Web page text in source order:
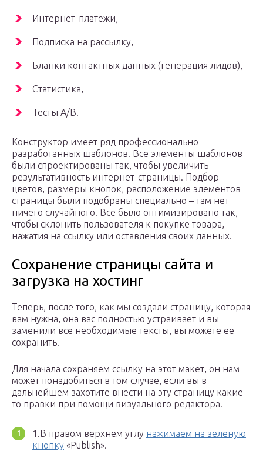
Интернет-платежи,
Подписка на рассылку,
Бланки контактных данных (генерация лидов),
Статистика,
Тесты A/B.
Конструктор имеет ряд профессионально
разработанных шаблонов. Все элементы шаблонов
были спроектированы так, чтобы увеличить
результативность интернет-страницы. Подбор
цветов, размеры кнопок, расположение элементов
страницы были подобраны специально – там нет
ничего случайного. Все было оптимизировано так,
чтобы склонить пользователя к покупке товара,
нажатия на ссылку или оставления своих данных.
Сохранение страницы сайта и
загрузка на хостинг
Теперь, после того, как мы создали страницу, которая
вам нужна, она вас полностью устраивает и вы
заменили все необходимые тексты, вы можете ее
сохранить.
Для начала сохраняем ссылку на этот макет, он нам
может понадобиться в том случае, если вы в
дальнейшем захотите внести на эту страницу какие-
то правки при помощи визуального редактора.
1.В правом верхнем углу нажимаем на зеленую
кнопку «Publish».